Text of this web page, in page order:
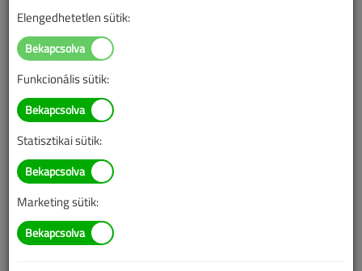
VGF&HKL szaklap 2020.
június
= A lapszám szakcikkeinek teljes tartalma csak előfizetőink vagy
Ha van előfizetése, vagy már megvásárolta ezt a tartalmat,
Csak ezt a lapszámot vásárolná meg?
Elengedhetetlen sütik:
Funkcionális sütik:
Statisztikai sütik:
Marketing sütik: